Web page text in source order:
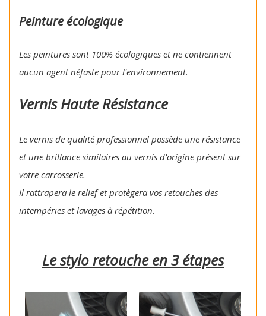
Peinture écologique
Les peintures sont 100% écologiques et ne contiennent
aucun agent néfaste pour l'environnement.
Vernis Haute Résistance
Le vernis de qualité professionnel possède une résistance
et une brillance similaires au vernis d'origine présent sur
votre carrosserie.
Il rattrapera le relief et protègera vos retouches des
intempéries et lavages à répétition.
Le stylo retouche en 3 étapes